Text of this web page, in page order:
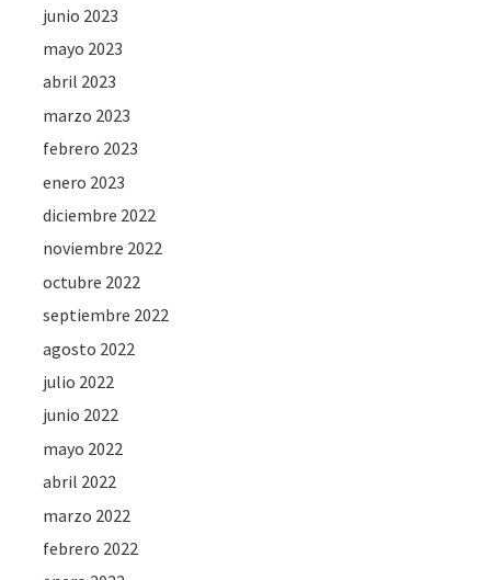
junio 2023
mayo 2023
abril 2023
marzo 2023
febrero 2023
enero 2023
diciembre 2022
noviembre 2022
octubre 2022
septiembre 2022
agosto 2022
julio 2022
junio 2022
mayo 2022
abril 2022
marzo 2022
febrero 2022